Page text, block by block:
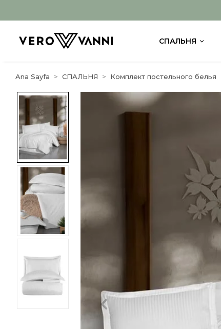
СПАЛЬНЯ
Ana Sayfa СПАЛЬНЯ Комплект постельного белья